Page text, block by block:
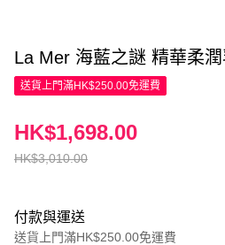
La Mer 海藍之謎 精華柔
送貨上門滿HK$250.00免運費
HK$3,010.00
HK$1,698.00
付款與運送
送貨上門滿HK$250.00免運費